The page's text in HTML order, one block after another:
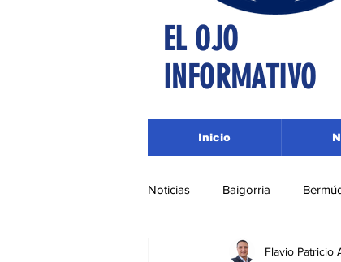
EL OJO
INFORMATIVO
Inicio
Noticias Baigorria
Nacionales Beltrán
Flavio Patricio